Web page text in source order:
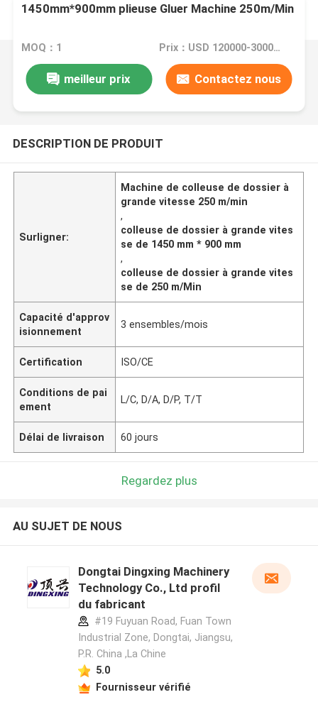
1450mm*900mm plieuse Gluer Machine 250m/Min
MOQ：1 Prix：USD 120000-300000/SET
meilleur prix Contactez nous
DESCRIPTION DE PRODUIT
Surligner:
Machine de colleuse de dossier à
grande vitesse 250 m/min
,
colleuse de dossier à grande vites
se de 1450 mm * 900 mm
,
colleuse de dossier à grande vites
se de 250 m/Min
Capacité d'approv
isionnement
3 ensembles/mois
Certification ISO/CE
Conditions de pai
ement
L/C, D/A, D/P, T/T
Délai de livraison 60 jours
Regardez plus
AU SUJET DE NOUS
Dongtai Dingxing Machinery
Technology Co., Ltd profil
du fabricant
#19 Fuyuan Road, Fuan Town
Industrial Zone, Dongtai, Jiangsu,
P.R. China ,La Chine
5.0
Fournisseur vérifié